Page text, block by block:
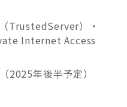
TrustedServer）・
Internet Access
2025年後半予定）